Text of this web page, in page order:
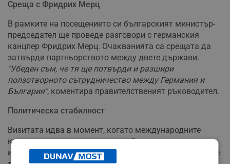
Среща с Фридрих Мерц
В рамките на посещението си българският министър-
председател ще проведе разговори с германския
канцлер Фридрих Мерц. Очакванията са срещата да
затвърди партньорството между двете държави.
"Убеден съм, че тя ще потвърди и разшири
ползотворното сътрудничество между Германия и
България", коментира правителственият ръководител.
Политическа стабилност
Визитата идва в момент, когато международните
кредитни агенции отчитат подобрение в
икономическата перспектива на страната. Този ход се